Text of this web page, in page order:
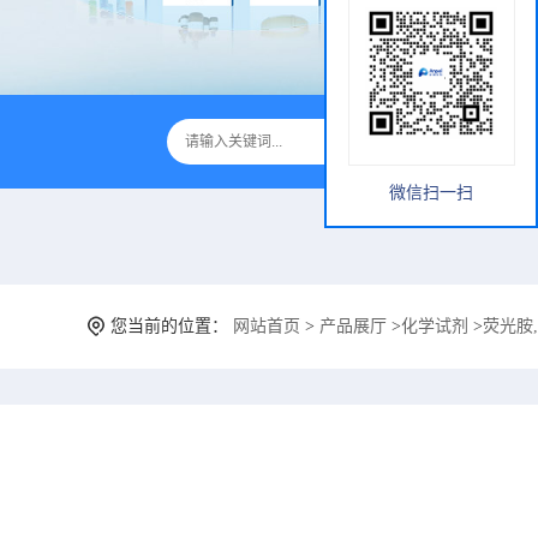
您当前的位置： 网站首页 > 产品展厅 >化学试剂 >荧光胺
微信扫一扫